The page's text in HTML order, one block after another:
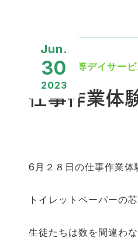
Jun.
30
2023
放課後等デイサー
仕事作業体
6月２８日の仕事作業体
トイレットペーパーの
生徒たちは数を間違わ